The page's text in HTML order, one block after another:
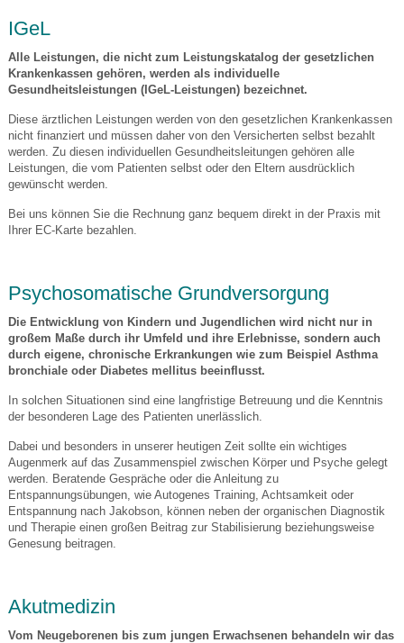
IGeL
Alle Leistungen, die nicht zum Leistungskatalog der gesetzlichen
Krankenkassen gehören, werden als individuelle
Gesundheitsleistungen (IGeL-Leistungen) bezeichnet.
Diese ärztlichen Leistungen werden von den gesetzlichen Krankenkassen
nicht finanziert und müssen daher von den Versicherten selbst bezahlt
werden. Zu diesen individuellen Gesundheitsleitungen gehören alle
Leistungen, die vom Patienten selbst oder den Eltern ausdrücklich
gewünscht werden.
Bei uns können Sie die Rechnung ganz bequem direkt in der Praxis mit
Ihrer EC-Karte bezahlen.
Psychosomatische Grundversorgung
Die Entwicklung von Kindern und Jugendlichen wird nicht nur in
großem Maße durch ihr Umfeld und ihre Erlebnisse, sondern auch
durch eigene, chronische Erkrankungen wie zum Beispiel Asthma
bronchiale oder Diabetes mellitus beeinflusst.
In solchen Situationen sind eine langfristige Betreuung und die Kenntnis
der besonderen Lage des Patienten unerlässlich.
Dabei und besonders in unserer heutigen Zeit sollte ein wichtiges
Augenmerk auf das Zusammenspiel zwischen Körper und Psyche gelegt
werden. Beratende Gespräche oder die Anleitung zu
Entspannungsübungen, wie Autogenes Training, Achtsamkeit oder
Entspannung nach Jakobson, können neben der organischen Diagnostik
und Therapie einen großen Beitrag zur Stabilisierung beziehungsweise
Genesung beitragen.
Akutmedizin
Vom Neugeborenen bis zum jungen Erwachsenen behandeln wir das